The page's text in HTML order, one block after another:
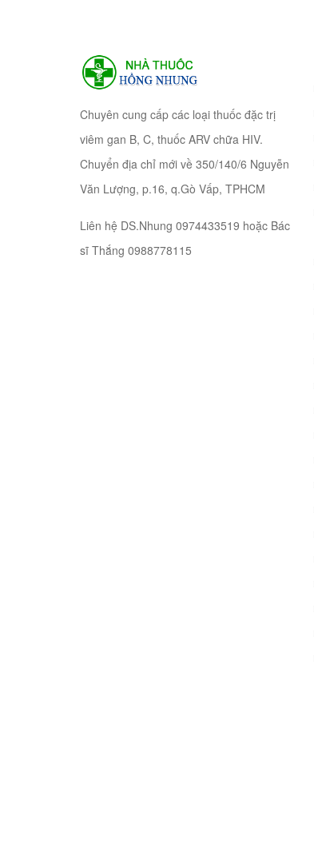
Chuyên cung cấp các loại thuốc đặc trị
viêm gan B, C, thuốc ARV chữa HIV.
Chuyển địa chỉ mới về 350/140/6 Nguyễn
Văn Lượng, p.16, q.Gò Vấp, TPHCM
Liên hệ DS.Nhung 0974433519 hoặc Bác
sĩ Thắng 0988778115